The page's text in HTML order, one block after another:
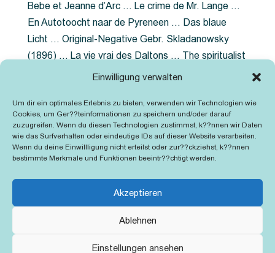
Einwilligung verwalten
Um dir ein optimales Erlebnis zu bieten, verwenden wir Technologien wie
Cookies, um Ger??teinformationen zu speichern und/oder darauf
zuzugreifen. Wenn du diesen Technologien zustimmst, k??nnen wir Daten
wie das Surfverhalten oder eindeutige IDs auf dieser Website verarbeiten.
Wenn du deine Einwillligung nicht erteilst oder zur??ckziehst, k??nnen
bestimmte Merkmale und Funktionen beeintr??chtigt werden.
Akzeptieren
Ablehnen
Einstellungen ansehen
Bebe et Jeanne d’Arc … Le crime de Mr. Lange …
En Autotoocht naar de Pyreneen … Das blaue
Licht … Original-Negative Gebr. Skladanowsky
(1896) … La vie vrai des Daltons … The spiritualist
photographer … Feuer im Fjord … The Song of the
Grubenlampe … Tolstoy … Grün ist die Heide …
Lady Hamilton … Mütter verzaget nicht …
Ruttmann Werbefilme